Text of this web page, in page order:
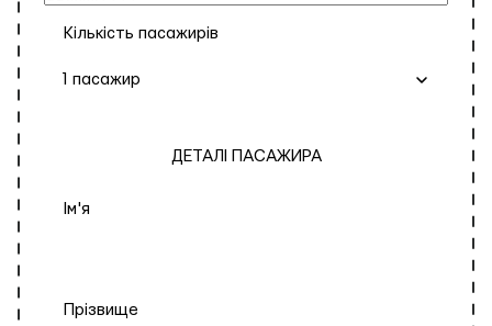
Кількість пасажирів
1 пасажир
ДЕТАЛІ ПАСАЖИРА
Ім'я
Прізвище